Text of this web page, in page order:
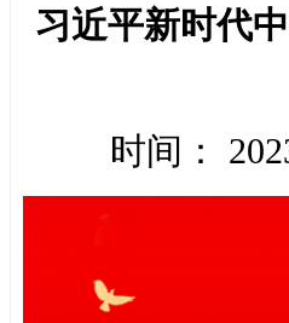
习近平新时代
时间：